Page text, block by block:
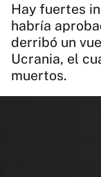
Diario del Juicio
Hay fuertes
habría
derribó un
Ucrania, el
muertos.